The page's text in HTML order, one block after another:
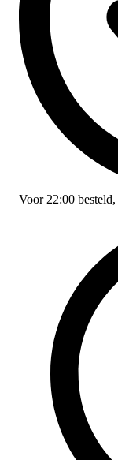
Voor 22:00 besteld,